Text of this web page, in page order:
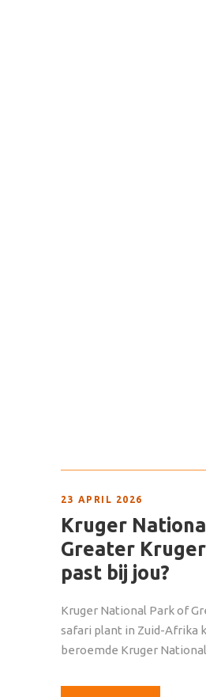
23 APRIL 2026
Kruger
Greater
past bij jou?
Kruger National Park of
safari plant in Zuid-Afrika
beroemde Kruger